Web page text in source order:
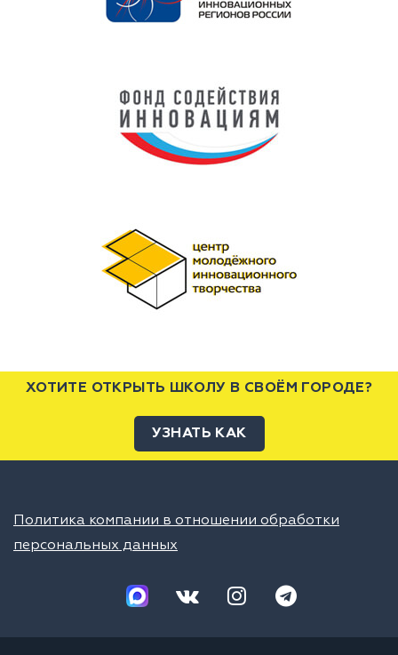
ХОТИТЕ ОТКРЫТЬ ШКОЛУ В СВОЁМ ГОРОДЕ?
УЗНАТЬ КАК
Политика компании в отношении обработки
персональных данных